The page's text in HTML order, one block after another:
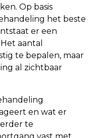
Op basis
het beste
er een
aantal
te bepalen, maar
al zichtbaar
en wat er
te